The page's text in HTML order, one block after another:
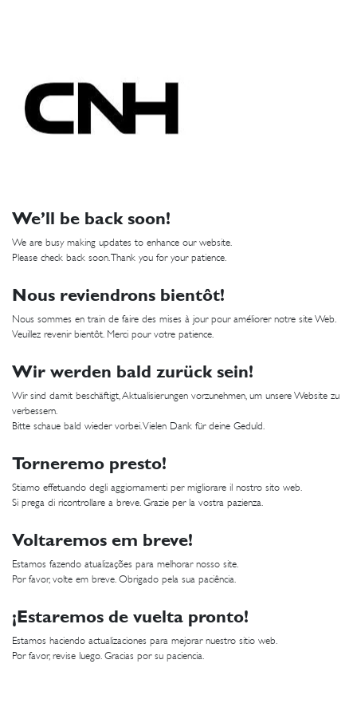
We’ll be back soon!
We are busy making updates to enhance our website.
Please check back soon. Thank you for your patience.
Nous reviendrons bientôt!
Nous sommes en train de faire des mises à jour pour améliorer notre site Web.
Veuillez revenir bientôt. Merci pour votre patience.
Wir werden bald zurück sein!
Wir sind damit beschäftigt, Aktualisierungen vorzunehmen, um unsere Website zu
verbessern.
Bitte schaue bald wieder vorbei. Vielen Dank für deine Geduld.
Torneremo presto!
Stiamo effetuando degli aggiornamenti per migliorare il nostro sito web.
Si prega di ricontrollare a breve. Grazie per la vostra pazienza.
Voltaremos em breve!
Estamos fazendo atualizações para melhorar nosso site.
Por favor, volte em breve. Obrigado pela sua paciência.
¡Estaremos de vuelta pronto!
Estamos haciendo actualizaciones para mejorar nuestro sitio web.
Por favor, revise luego. Gracias por su paciencia.